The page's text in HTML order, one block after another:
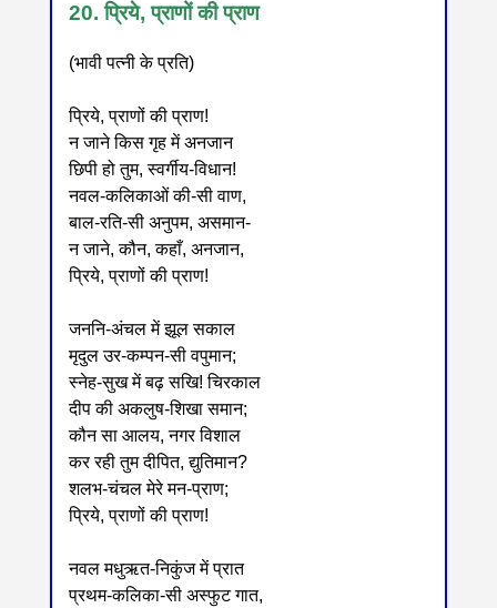
20. प्रिये, प्राणों की प्राण
(भावी पत्नी के प्रति)
प्रिये, प्राणों की प्राण!
न जाने किस गृह में अनजान
छिपी हो तुम, स्वर्गीय-विधान!
नवल-कलिकाओं की-सी वाण,
बाल-रति-सी अनुपम, असमान-
न जाने, कौन, कहाँ, अनजान,
प्रिये, प्राणों की प्राण!
जननि-अंचल में झूल सकाल
मृदुल उर-कम्पन-सी वपुमान;
स्नेह-सुख में बढ़ सखि! चिरकाल
दीप की अकलुष-शिखा समान;
कौन सा आलय, नगर विशाल
कर रही तुम दीपित, द्युतिमान?
शलभ-चंचल मेरे मन-प्राण;
प्रिये, प्राणों की प्राण!
नवल मधुऋत-निकुंज में प्रात
प्रथम-कलिका-सी अस्फुट गात,